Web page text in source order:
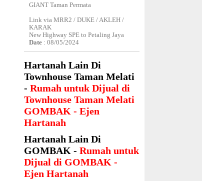
GIANT Taman Permata
Link via MRR2 / DUKE / AKLEH /
KARAK
New Highway SPE to Petaling Jaya
Date : 08/05/2024
Hartanah Lain Di
Townhouse Taman Melati
-Rumah untuk Dijual di
Townhouse Taman Melati
GOMBAK - Ejen
Hartanah
Hartanah Lain Di
GOMBAK -Rumah untuk
Dijual di GOMBAK -
Ejen Hartanah